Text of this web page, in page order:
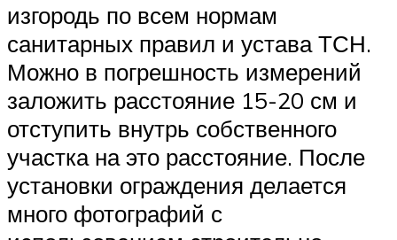
изгородь по всем нормам
санитарных правил и устава ТСН.
Можно в погрешность измерений
заложить расстояние 15-20 см и
отступить внутрь собственного
участка на это расстояние. После
установки ограждения делается
много фотографий с